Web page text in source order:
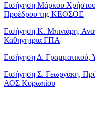
Εισήγηση Μάρκου
Προέδρου της ΚΕΟΣΟΕ
Εισήγηση Κ. Μπινιάρη,
Καθηγήτρια ΓΠΑ
Εισήγηση Δ.
Εισήγηση Σ. Γεωργάκη,
ΑΟΣ Κορωπίου